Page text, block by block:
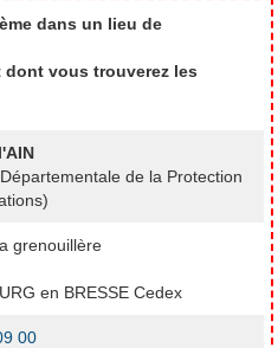
dans un lieu de
dont vous trouverez les
de la Protection
grenouillère
en BRESSE Cedex
00